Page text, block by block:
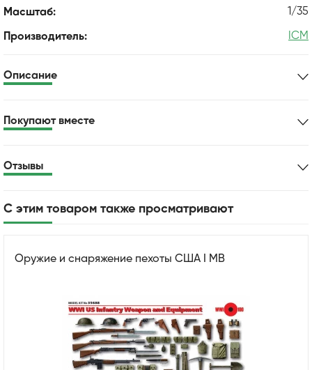
Масштаб: 1/35
Производитель: ICM
Описание
Покупают вместе
Отзывы
С этим товаром также просматривают
Оружие и снаряжение пехоты США І МВ